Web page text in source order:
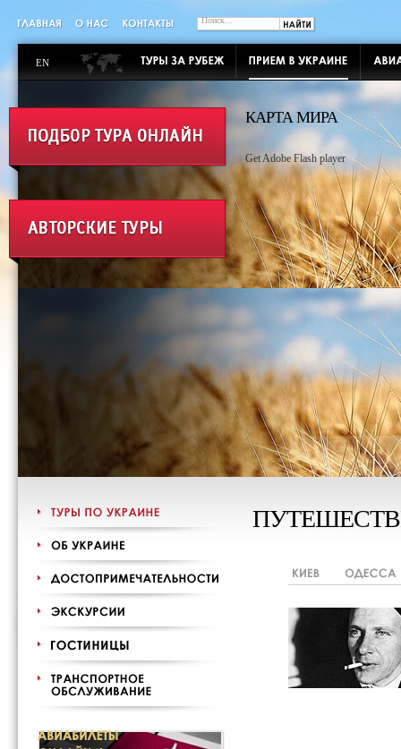
EN
КАРТА МИРА
Get Adobe Flash player